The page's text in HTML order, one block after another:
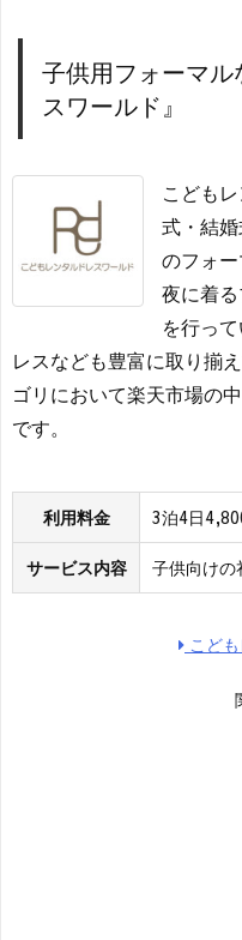
子供用フォーマ
スワールド』
こども
式・結
のフォ
夜に着
を行っ
レスなども豊富に取り揃
ゴリにおいて楽天市場の
です。
利用料金 3泊4日
サービス内容 子供向けの
こど